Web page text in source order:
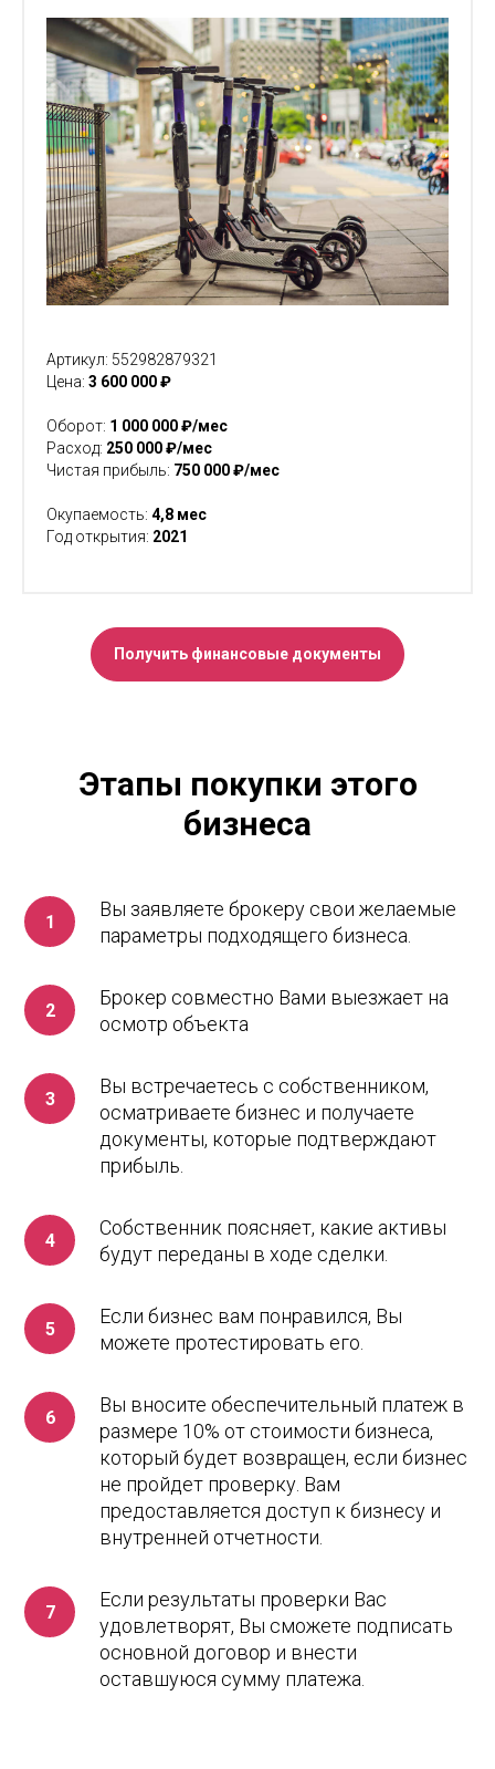
Артикул: 552982879321
Цена: 3 600 000 ₽
Оборот: 1 000 000 ₽/мес
Расход: 250 000 ₽/мес
Чистая прибыль: 750 000 ₽/мес
Окупаемость: 4,8 мес
Год открытия: 2021
Получить финансовые документы
Этапы покупки этого
бизнеса
Вы заявляете брокеру свои желаемые
параметры подходящего бизнеса.
Брокер совместно Вами выезжает на
осмотр объекта
Вы встречаетесь с собственником,
осматриваете бизнес и получаете
документы, которые подтверждают
прибыль.
Собственник поясняет, какие активы
будут переданы в ходе сделки.
Если бизнес вам понравился, Вы
можете протестировать его.
Вы вносите обеспечительный платеж в
размере 10% от стоимости бизнеса,
который будет возвращен, если бизнес
не пройдет проверку. Вам
предоставляется доступ к бизнесу и
внутренней отчетности.
Если результаты проверки Вас
удовлетворят, Вы сможете подписать
основной договор и внести
оставшуюся сумму платежа.